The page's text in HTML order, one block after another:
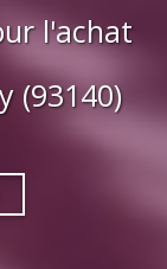
l'achat
(93140)